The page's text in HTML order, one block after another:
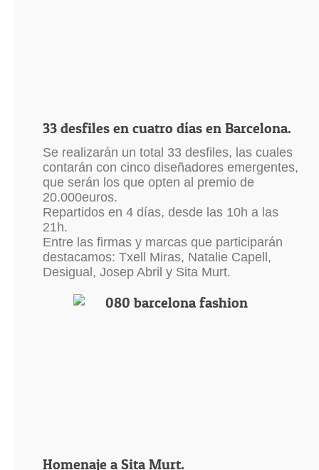
33 desfiles en cuatro días en Barcelona.
Se realizarán un total 33 desfiles, las cuales
contarán con cinco diseñadores emergentes,
que serán los que opten al premio de
20.000euros.
Repartidos en 4 días, desde las 10h a las
21h.
Entre las firmas y marcas que participarán
destacamos: Txell Miras, Natalie Capell,
Desigual, Josep Abril y Sita Murt.
Homenaje a Sita Murt.